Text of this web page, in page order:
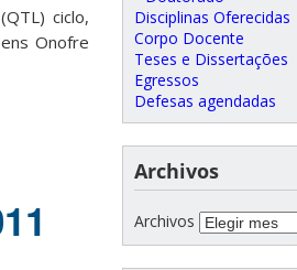
ciclo,
Onofre
Disciplinas Oferecidas
Corpo Docente
Teses e Dissertações
Egressos
Defesas agendadas
Archivos
Archivos